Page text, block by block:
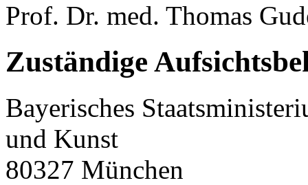
Prof. Dr. med. Thomas
Zuständige
Bayerisches
und Kunst
80327 München